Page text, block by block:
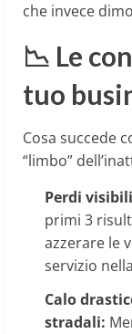
che invece
📉 Le
tuo
Cosa succede
“limbo”
Perdi
primi 3
azzerare le
servizio
Calo
stradali: